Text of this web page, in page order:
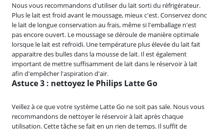
Nous vous recommandons d'utiliser du lait sorti du réfrigérateur.
Plus le lait est froid avant le moussage, mieux c'est. Conservez donc
le lait de longue conservation au frais, même si l'emballage n'est
pas encore ouvert. Le moussage se déroule de manière optimale
lorsque le lait est refroidi. Une température plus élevée du lait fait
apparaitre des bulles dans la mousse de lait. Il est également
important de mettre suffisamment de lait dans le réservoir à lait
afin d'empêcher l'aspiration d'air.
Astuce 3 : nettoyez le Philips Latte Go
Veillez à ce que votre système Latte Go ne soit pas sale. Nous vous
recommandons de nettoyer le réservoir à lait après chaque
utilisation. Cette tâche se fait en un rien de temps. Il suffit de